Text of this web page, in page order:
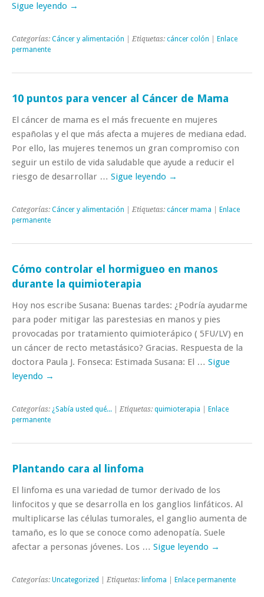
Sigue leyendo →
Categorías: Cáncer y alimentación | Etiquetas: cáncer colón
Enlace
permanente
10 puntos para vencer al Cáncer de Mama
El cáncer de mama es el más frecuente en mujeres
españolas y el que más afecta a mujeres de mediana edad.
Por ello, las mujeres tenemos un gran compromiso con
seguir un estilo de vida saludable que ayude a reducir el
riesgo de desarrollar … Sigue leyendo →
Categorías: Cáncer y alimentación | Etiquetas: cáncer mama
Enlace
permanente
Cómo controlar el hormigueo en manos
durante la quimioterapia
Hoy nos escribe Susana: Buenas tardes: ¿Podría ayudarme
para poder mitigar las parestesias en manos y pies
provocadas por tratamiento quimioterápico ( 5FU/LV) en
un cáncer de recto metastásico? Gracias. Respuesta de la
doctora Paula J. Fonseca: Estimada Susana: El … Sigue
leyendo →
Categorías: ¿Sabía usted qué... | Etiquetas: quimioterapia
Enlace
permanente
Plantando cara al linfoma
El linfoma es una variedad de tumor derivado de los
linfocitos y que se desarrolla en los ganglios linfáticos. Al
multiplicarse las células tumorales, el ganglio aumenta de
tamaño, es lo que se conoce como adenopatía. Suele
afectar a personas jóvenes. Los … Sigue leyendo →
Categorías: Uncategorized | Etiquetas: linfoma Enlace permanente